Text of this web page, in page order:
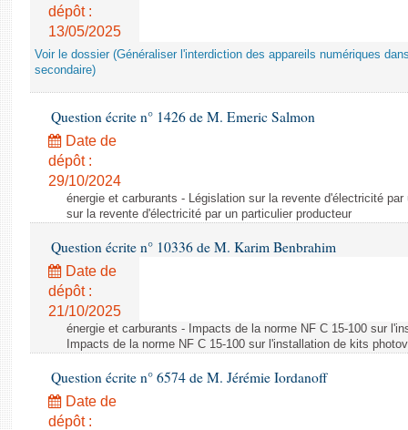
dépôt :
13/05/2025
Voir le dossier (Généraliser l'interdiction des appareils numériques
secondaire)
Question écrite n° 1426 de M. Emeric Salmon
Date de
dépôt :
29/10/2024
énergie et carburants - Législation sur la revente d'électricité
sur la revente d'électricité par un particulier producteur
Question écrite n° 10336 de M. Karim Benbrahim
Date de
dépôt :
21/10/2025
énergie et carburants - Impacts de la norme NF C 15-100 sur
Impacts de la norme NF C 15-100 sur l'installation de kits
Question écrite n° 6574 de M. Jérémie Iordanoff
Date de
dépôt :